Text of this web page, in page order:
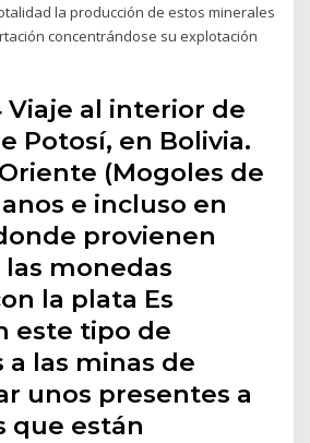
la producción de estos minerales
concentrándose su explotación
Viaje al interior de
Potosí, en Bolivia.
(Mogoles de
e incluso en
provienen
monedas
la plata Es
este tipo de
a las minas de
unos presentes a
que están